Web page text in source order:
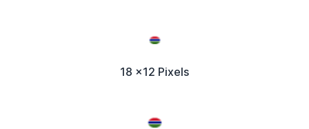
18 x12 Pixels